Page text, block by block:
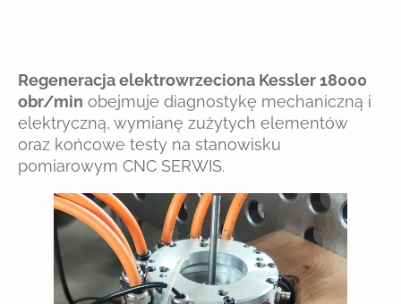
Regeneracja elektrowrzeciona Kessler 18000
obr/min obejmuje diagnostykę mechaniczną i
elektryczną, wymianę zużytych elementów
oraz końcowe testy na stanowisku
pomiarowym CNC SERWIS.